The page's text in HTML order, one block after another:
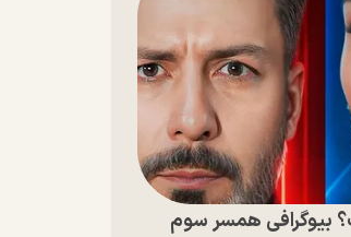
بیوگرافی همسر سوم